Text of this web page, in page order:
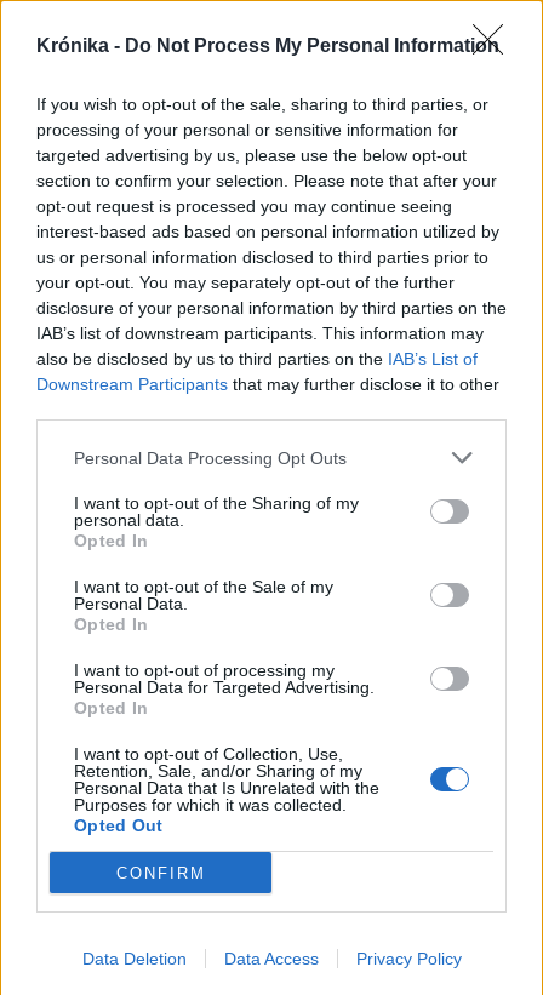
Krónika - Do Not Process My Personal Information
If you wish to opt-out of the sale, sharing to third parties, or
processing of your personal or sensitive information for
targeted advertising by us, please use the below opt-out
section to confirm your selection. Please note that after your
opt-out request is processed you may continue seeing
interest-based ads based on personal information utilized by
us or personal information disclosed to third parties prior to
your opt-out. You may separately opt-out of the further
disclosure of your personal information by third parties on the
IAB’s list of downstream participants. This information may
also be disclosed by us to third parties on the IAB’s List of
Downstream Participants that may further disclose it to other
Personal Data Processing Opt Outs
I want to opt-out of the Sharing of my
personal data.
Opted In
I want to opt-out of the Sale of my
Personal Data.
Opted In
I want to opt-out of processing my
Personal Data for Targeted Advertising.
Opted In
I want to opt-out of Collection, Use,
Retention, Sale, and/or Sharing of my
Personal Data that Is Unrelated with the
Purposes for which it was collected.
Opted Out
CONFIRM
Data Deletion Data Access Privacy Policy
Székely Sport
román és a magyar sajtó,
válogatott meghívót
sürgetnek
Nőileg
Sándor Ella: Na, indíts, s
menjünk!
A rovat további cikkei